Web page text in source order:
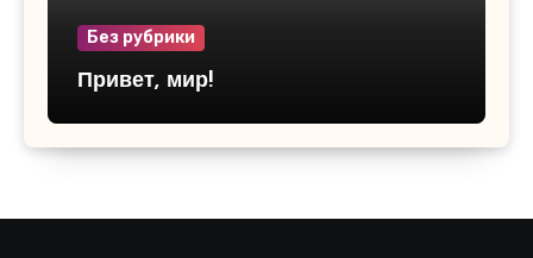
Без рубрики
Привет, мир!